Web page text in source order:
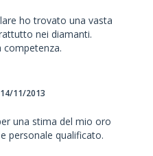
ho trovato una vasta
nei diamanti.
competenza.
14/11/2013
una stima del mio oro
personale qualificato.